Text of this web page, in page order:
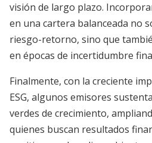
visión de largo plazo.
en una cartera balanceada no
riesgo-retorno, sino que
en épocas de incertidumbre
Finalmente, con la creciente
ESG, algunos emisores
verdes de crecimiento,
quienes buscan resultados